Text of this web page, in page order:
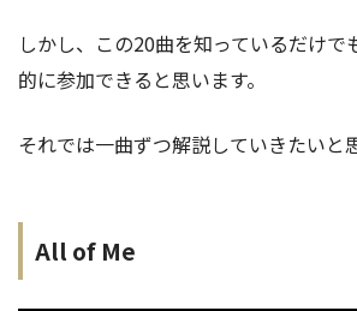
しかし、この20曲を知っているだけで
的に参加できると思います。
それでは一曲ずつ解説していきたいと
All of Me